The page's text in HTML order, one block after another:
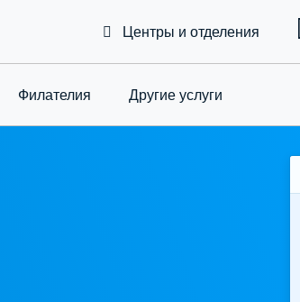
Филателия
Toggle Dropdown
Другие услуги
Центры и отделения